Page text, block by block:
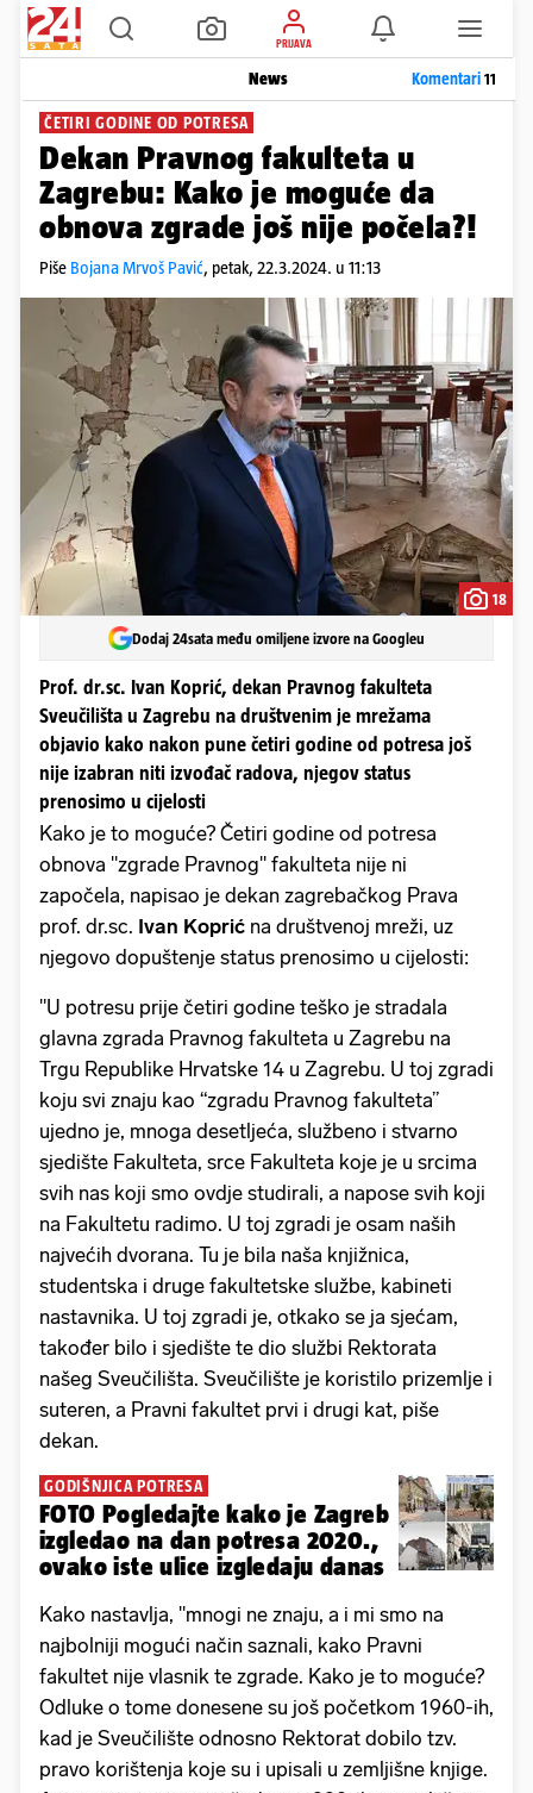
PRIJAVA
News Komentari11
ČETIRI GODINE OD POTRESA
Dekan Pravnog fakulteta u
Zagrebu: Kako je moguće da
obnova zgrade još nije počela?!
Piše Bojana Mrvoš Pavić, petak, 22.3.2024. u 11:13
18
Dodaj 24sata među omiljene izvore na Googleu
Prof. dr.sc. Ivan Koprić, dekan Pravnog fakulteta
Sveučilišta u Zagrebu na društvenim je mrežama
objavio kako nakon pune četiri godine od potresa još
nije izabran niti izvođač radova, njegov status
prenosimo u cijelosti
Kako je to moguće? Četiri godine od potresa
obnova "zgrade Pravnog" fakulteta nije ni
započela, napisao je dekan zagrebačkog Prava
prof. dr.sc. Ivan Koprić na društvenoj mreži, uz
njegovo dopuštenje status prenosimo u cijelosti:
"U potresu prije četiri godine teško je stradala
glavna zgrada Pravnog fakulteta u Zagrebu na
Trgu Republike Hrvatske 14 u Zagrebu. U toj zgradi
koju svi znaju kao “zgradu Pravnog fakulteta”
ujedno je, mnoga desetljeća, službeno i stvarno
sjedište Fakulteta, srce Fakulteta koje je u srcima
svih nas koji smo ovdje studirali, a napose svih koji
na Fakultetu radimo. U toj zgradi je osam naših
najvećih dvorana. Tu je bila naša knjižnica,
studentska i druge fakultetske službe, kabineti
nastavnika. U toj zgradi je, otkako se ja sjećam,
također bilo i sjedište te dio službi Rektorata
našeg Sveučilišta. Sveučilište je koristilo prizemlje i
suteren, a Pravni fakultet prvi i drugi kat, piše
dekan.
GODIŠNJICA POTRESA
FOTO Pogledajte kako je Zagreb
izgledao na dan potresa 2020.,
ovako iste ulice izgledaju danas
Kako nastavlja, "mnogi ne znaju, a i mi smo na
najbolniji mogući način saznali, kako Pravni
fakultet nije vlasnik te zgrade. Kako je to moguće?
Odluke o tome donesene su još početkom 1960-ih,
kad je Sveučilište odnosno Rektorat dobilo tzv.
pravo korištenja koje su i upisali u zemljišne knjige.